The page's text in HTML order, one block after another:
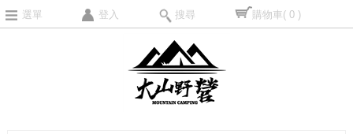
選單 登入 搜尋 購物車( 0 )